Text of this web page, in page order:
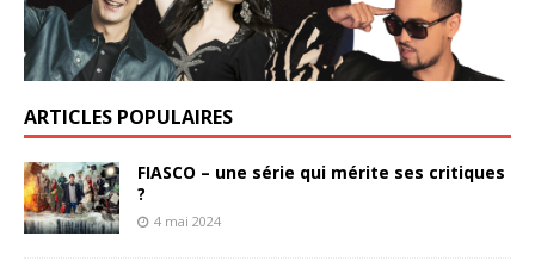
ARTICLES POPULAIRES
FIASCO – une série qui mérite ses critiques
?
4 mai 2024